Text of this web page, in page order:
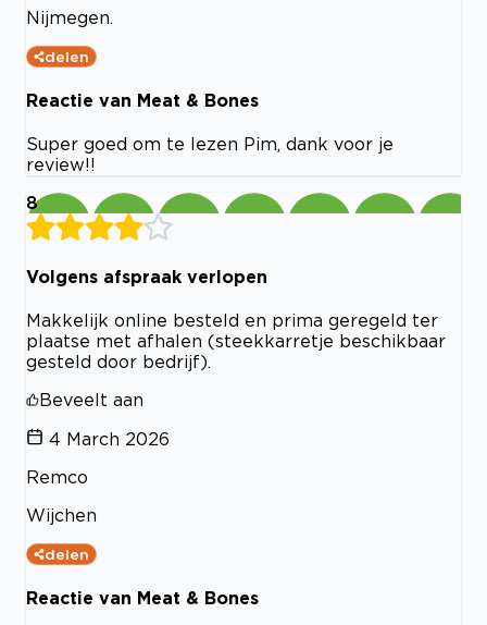
Nijmegen.
delen
Reactie van Meat & Bones
Super goed om te lezen Pim, dank voor je
review!!
8
Volgens afspraak verlopen
Makkelijk online besteld en prima geregeld ter
plaatse met afhalen (steekkarretje beschikbaar
gesteld door bedrijf).
Beveelt aan
4 March 2026
Remco
Wijchen
delen
Reactie van Meat & Bones